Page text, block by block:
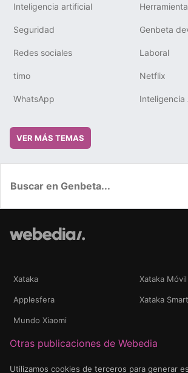
Inteligencia artificial
Seguridad Genbeta
Redes sociales Laboral
timo Netflix
WhatsApp Inteligencia
VER MÁS TEMAS
Xataka Xataka Móvil
Applesfera Xataka
Mundo Xiaomi
Otras publicaciones de Webedia
Utilizamos cookies de terceros para generar